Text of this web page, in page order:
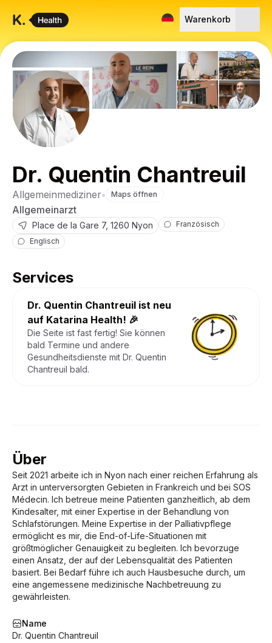
Warenkorb
Dr. Quentin Chantreuil
Allgemeinmediziner• Maps öffnen
Allgemeinarzt
Place de la Gare 7, 1260 Nyon
Französisch
Englisch
Services
Dr. Quentin Chantreuil ist neu
auf Katarina Health! 🎉
Die Seite ist fast fertig! Sie können
bald Termine und andere
Gesundheitsdienste mit Dr. Quentin
Chantreuil bald.
Über
Seit 2021 arbeite ich in Nyon nach einer reichen Erfahrung als
Arzt in unterversorgten Gebieten in Frankreich und bei SOS
Médecin. Ich betreue meine Patienten ganzheitlich, ab dem
Kindesalter, mit einer Expertise in der Behandlung von
Schlafstörungen. Meine Expertise in der Palliativpflege
ermöglicht es mir, die End-of-Life-Situationen mit
größtmöglicher Genauigkeit zu begleiten. Ich bevorzuge
einen Ansatz, der auf der Lebensqualität des Patienten
basiert. Bei Bedarf führe ich auch Hausbesuche durch, um
eine angemessene medizinische Nachbetreuung zu
gewährleisten.
Name
Dr. Quentin Chantreuil